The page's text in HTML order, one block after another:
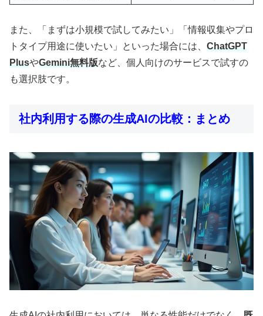
また、「まずは小規模で試してみたい」「情報収集やプロ
トタイプ用途に使いたい」といった場合には、 ChatGPT
PlusやGemini無料版など、個人向けのサービスで試すの
も選択肢です。
社内利用する際の生成AIの比較：まとめ